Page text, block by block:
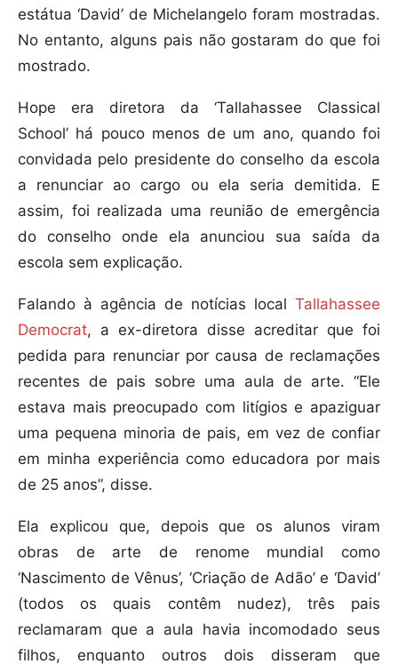
estátua ‘David’ de Michelangelo foram mostradas.
No entanto, alguns pais não gostaram do que foi
mostrado.
Hope era diretora da ‘Tallahassee Classical
School’ há pouco menos de um ano, quando foi
convidada pelo presidente do conselho da escola
a renunciar ao cargo ou ela seria demitida. E
assim, foi realizada uma reunião de emergência
do conselho onde ela anunciou sua saída da
escola sem explicação.
Falando à agência de notícias local Tallahassee
Democrat, a ex-diretora disse acreditar que foi
pedida para renunciar por causa de reclamações
recentes de pais sobre uma aula de arte. “Ele
estava mais preocupado com litígios e apaziguar
uma pequena minoria de pais, em vez de confiar
em minha experiência como educadora por mais
de 25 anos”, disse.
Ela explicou que, depois que os alunos viram
obras de arte de renome mundial como
‘Nascimento de Vênus’, ‘Criação de Adão’ e ‘David’
(todos os quais contêm nudez), três pais
reclamaram que a aula havia incomodado seus
filhos, enquanto outros dois disseram que